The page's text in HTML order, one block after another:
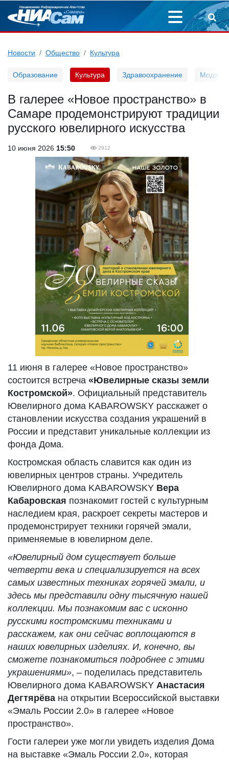
Новости Общество Культура
Образование Культура Здравоохранение Мода
В галерее «Новое пространство» в
Самаре продемонстрируют традиции
русского ювелирного искусства
10 июня 2026 15:50 2912
11 июня в галерее «Новое пространство»
состоится встреча «Ювелирные сказы земли
Костромской». Официальный представитель
Ювелирного дома KABAROWSKY расскажет о
становлении искусства создания украшений в
России и представит уникальные коллекции из
фонда Дома.
Костромская область славится как один из
ювелирных центров страны. Учредитель
Ювелирного дома KABAROWSKY Вера
Кабаровская познакомит гостей с культурным
наследием края, раскроет секреты мастеров и
продемонстрирует техники горячей эмали,
применяемые в ювелирном деле.
«Ювелирный дом существует больше
четверти века и специализируется на всех
самых известных техниках горячей эмали, и
здесь мы представили одну тысячную нашей
коллекции. Мы познакомим вас с исконно
русскими костромскими техниками и
расскажем, как они сейчас воплощаются в
наших ювелирных изделиях. И, конечно, вы
сможете познакомиться подробнее с этими
украшениями», – поделилась представитель
Ювелирного дома KABAROWSKY Анастасия
Дегтярёва на открытии Всероссийской выставки
«Эмаль России 2.0» в галерее «Новое
пространство».
Гости галереи уже могли увидеть изделия Дома
на выставке «Эмаль России 2.0», которая